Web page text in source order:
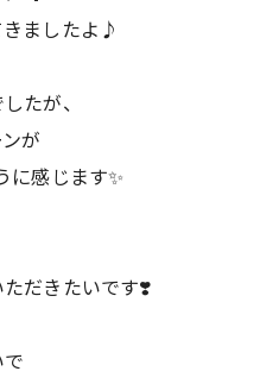
ましたよ♪
たが、
が
に感じます✨
だきたいです❣️